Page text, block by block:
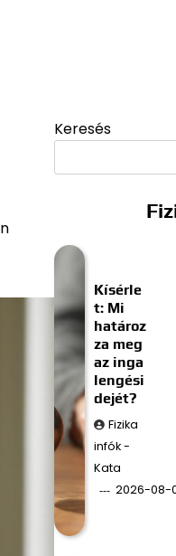
Keresés
Kísérle
t: Mi
határoz
za meg
az inga
lengési
dejét?
Fizika
infók -
Kata
2026-08-